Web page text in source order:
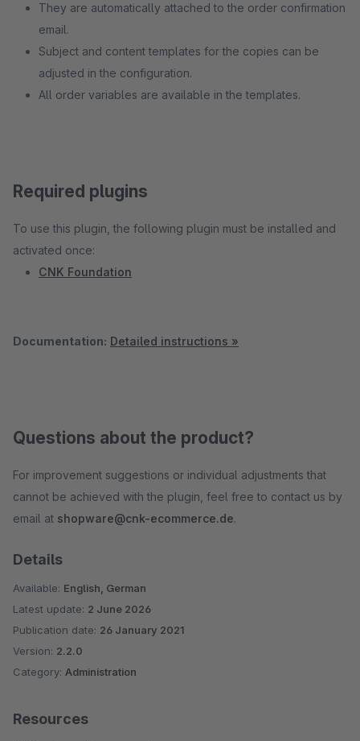
They are automatically attached to the order confirmation
email.
Subject and content templates for the copies can be
adjusted in the configuration.
All order variables are available in the templates.
Required plugins
To use this plugin, the following plugin must be installed and
activated once:
CNK Foundation
Documentation: Detailed instructions »
Questions about the product?
For improvement suggestions or individual adjustments that
cannot be achieved with the plugin, feel free to contact us by
email at shopware@cnk-ecommerce.de.
Details
Available: English, German
Latest update: 2 June 2026
Publication date: 26 January 2021
Version: 2.2.0
Category: Administration
Resources